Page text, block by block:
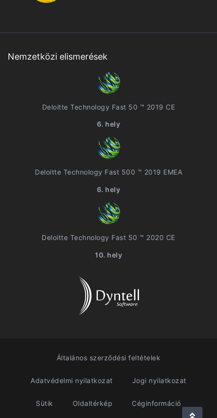
Nemzetközi elismerések
Deloitte Technology Fast 50 ™ 2019 CE
6. hely
Deloitte Technology Fast 500 ™ 2019 EMEA
6. hely
Deloitte Technology Fast 50 ™ 2020 CE
10. hely
Általános szerződési feltételek
Adatvédelmi nyilatkozat Jogi nyilatkozat
Sütik Oldaltérkép Céginformáció